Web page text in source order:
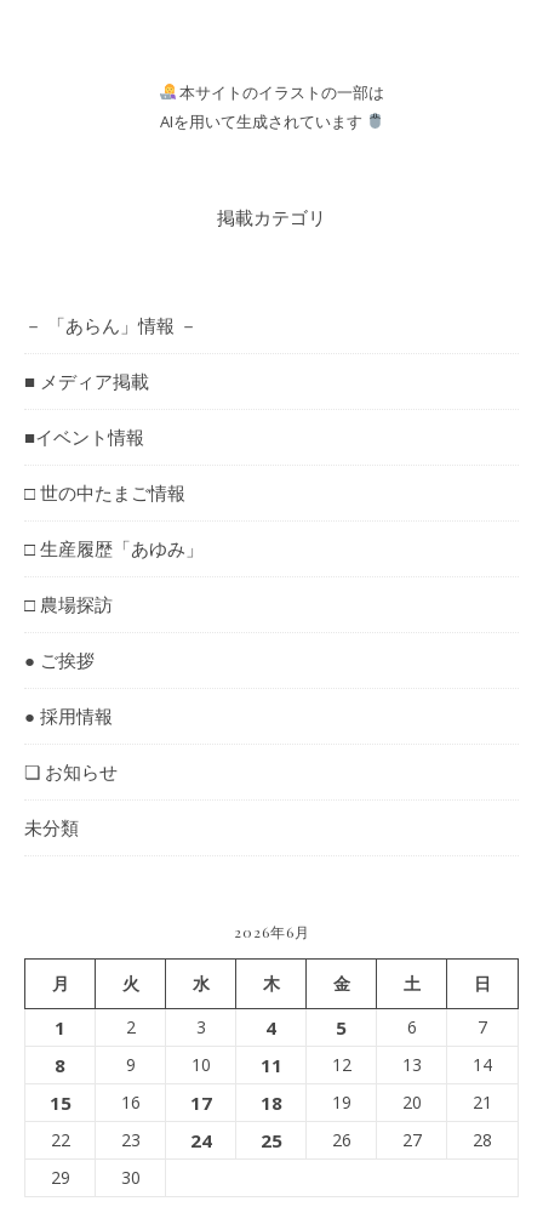
本サイトのイラストの一部は
AIを用いて生成されています
掲載カテゴリ
－ 「あらん」情報 －
■ メディア掲載
■イベント情報
□ 世の中たまご情報
□ 生産履歴「あゆみ」
□ 農場探訪
● ご挨拶
● 採用情報
❏ お知らせ
未分類
2026年6月
月 火 水 木 金 土 日
1 2 3 4 5 6 7
8 9 10 11 12 13 14
15 16 17 18 19 20
21
22
23 24 25 26 27
28
29
30